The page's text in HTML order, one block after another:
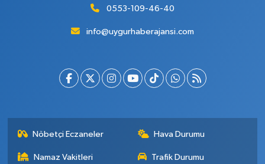
0553-109-46-40
info@uygurhaberajansi.com
Nöbetçi Eczaneler Hava Durumu
Namaz Vakitleri Trafik Durumu